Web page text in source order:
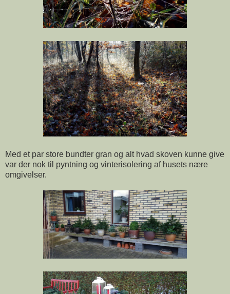
Med et par store bundter gran og alt hvad skoven kunne give
var der nok til pyntning og vinterisolering af husets nære
omgivelser.